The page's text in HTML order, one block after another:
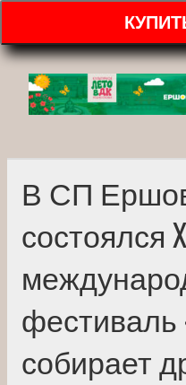
В СП
состоялся
фестиваль
собирает